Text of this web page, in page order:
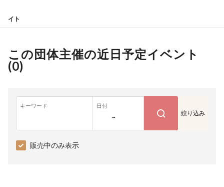
イト
この団体主催の近日予定イベント
(0)
キーワード 日付
~ 絞り込み
販売中のみ表示